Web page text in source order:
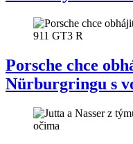
Porsche chce
Nürburgringu s